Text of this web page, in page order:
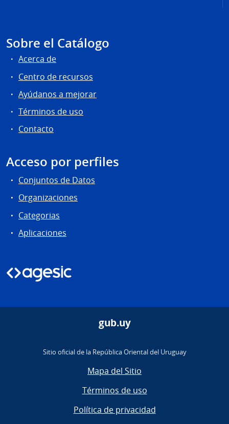
Sobre el Catálogo
Acerca de
Centro de recursos
Ayúdanos a mejorar
Términos de uso
Contacto
Acceso por perfiles
Conjuntos de Datos
Organizaciones
Categorias
Aplicaciones
gub.uy
Sitio oficial de la República Oriental del Uruguay
Mapa del Sitio
Términos de uso
Política de privacidad